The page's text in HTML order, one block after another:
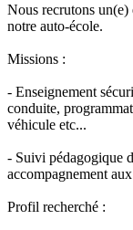
Nous recrutons
notre auto-école.
Missions :
- Enseignement
conduite,
véhicule etc...
- Suivi pédagogique
accompagnement
Profil recherché :